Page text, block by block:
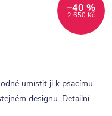
2 650 Kč
–40 %
umístit ji k psacímu
designu. Detailní